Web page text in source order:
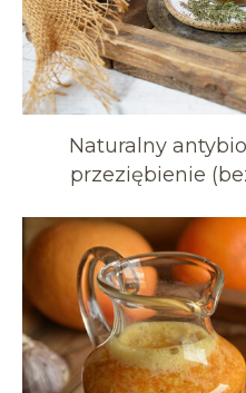
Naturalny
przeziębienie